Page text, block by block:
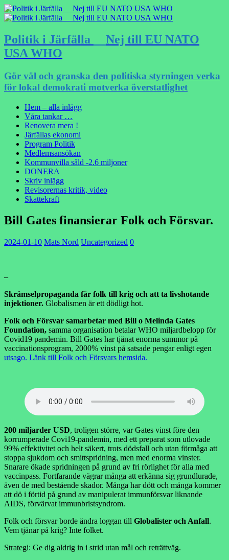
Politik i Järfälla __Nej till EU NATO
USA WHO
Gör väl och granska den politiska styrningen verka
för lokal demokrati motverka överstatlighet
Hem – alla inlägg
Våra tankar …
Renovera mera !
Järfällas ekonomi
Program Politik
Medlemsansökan
Kommunvilla såld -2.6 miljoner
DONERA
Skriv inlägg
Revisorernas kritik, video
Skattekraft
Bill Gates finansierar Folk och Försvar.
2024-01-10 Mats Nord Uncategorized 0
–
Skrämselpropaganda får folk till krig och att ta livshotande
injektioner. Globalismen är ett dödligt hot.
Folk och Försvar samarbetar med Bill o Melinda Gates
Foundation, samma organisation betalar WHO miljardbelopp för
Covid19 pandemin. Bill Gates har tjänat enorma summor på
vaccinationsprogram, 2000% vinst på satsade pengar enligt egen
utsago. Länk till Folk och Försvars hemsida.
200 miljarder USD, troligen större, var Gates vinst före den
korrumperade Covi19-pandemin, med ett preparat som utlovade
99% effektivitet och helt säkert, trots dödsfall och utan förmåga att
stoppa sjukdom och smittspridning, men med enorma vinster.
Snarare ökade spridningen på grund av fri rörlighet för alla med
vaccinpass. Fortfarande vägrar många att erkänna sig grundlurade,
även de med bestående skador. Många har dött och många kommer
att dö i förtid på grund av manipulerat immunförsvar liknande
AIDS, förvärvat immunbristsyndrom.
Folk och försvar borde ändra loggan till Globalister och Anfall.
Vem tjänar på krig? Inte folket.
Strategi: Ge dig aldrig in i strid utan mål och reträttväg.